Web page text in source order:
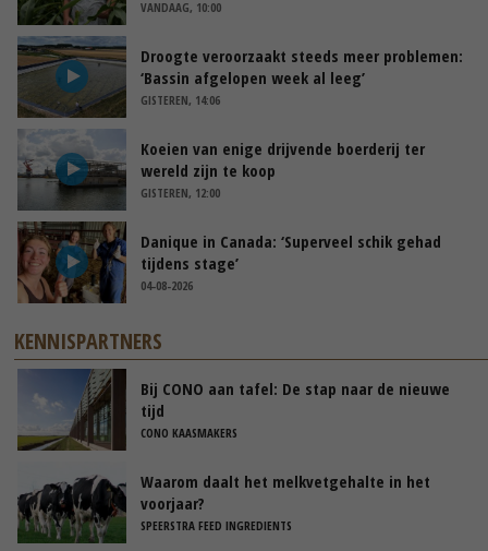
VANDAAG, 10:00
Droogte veroorzaakt steeds meer problemen:
‘Bassin afgelopen week al leeg’
GISTEREN, 14:06
Koeien van enige drijvende boerderij ter
wereld zijn te koop
GISTEREN, 12:00
Danique in Canada: ‘Superveel schik gehad
tijdens stage’
04-08-2026
KENNISPARTNERS
Bij CONO aan tafel: De stap naar de nieuwe
tijd
CONO KAASMAKERS
Waarom daalt het melkvetgehalte in het
voorjaar?
SPEERSTRA FEED INGREDIENTS